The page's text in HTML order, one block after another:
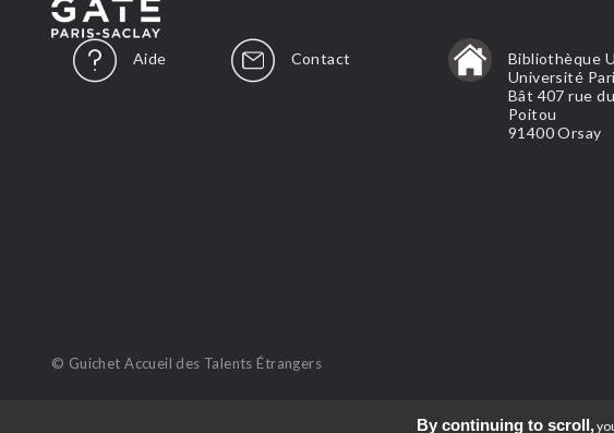
Aide Contact
Bibliothèque
Université
Bât 407 rue
Poitou
91400 Orsay
© Guichet Accueil des Talents Étrangers
By continuing to scroll,